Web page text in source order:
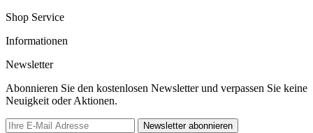
Shop Service
Informationen
Newsletter
Abonnieren Sie den kostenlosen Newsletter und verpassen Sie keine
Neuigkeit oder Aktionen.
Newsletter abonnieren